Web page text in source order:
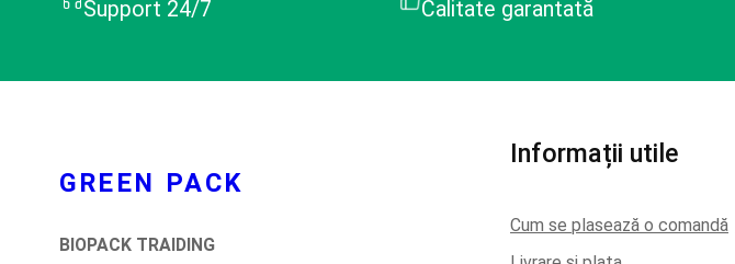
Support 24/7 Calitate garantată
GREEN PACK
BIOPACK TRAIDING
Informații utile
Cum se plasează o comandă